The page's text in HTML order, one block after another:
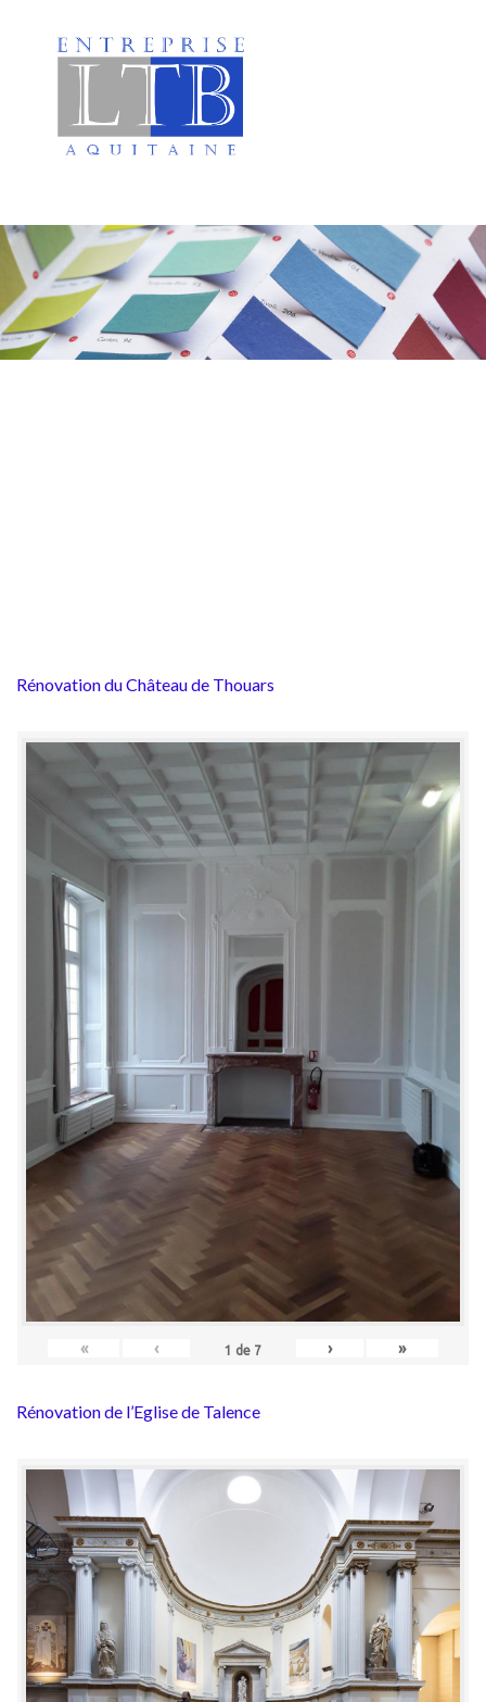
Rénovation du Château de Thouars
« ‹ 1 de 7 › »
Rénovation de l’Eglise de Talence